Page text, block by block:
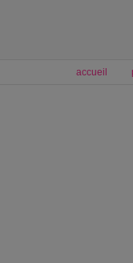
accueil